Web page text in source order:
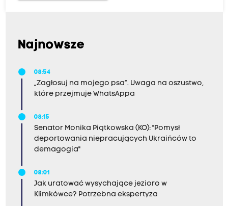
Najnowsze
08:54
„Zagłosuj na mojego psa”. Uwaga na oszustwo,
które przejmuje WhatsAppa
08:15
Senator Monika Piątkowska (KO): "Pomysł
deportowania niepracujących Ukraińców to
demagogia"
08:01
Jak uratować wysychające jezioro w
Klimkówce? Potrzebna ekspertyza